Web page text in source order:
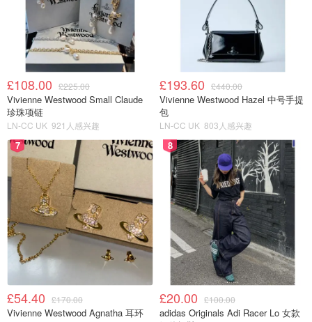
径。所谓“洗房”，指的是通过快速婚姻将房产变成夫妻共同
财产，然后离婚分走一半的行为。
有网友评论道：“这不就是给那些想不劳而获的人开绿灯
吗？同居五年就可以分走别人辛辛苦苦挣来的财产？”
但也有网友表示支持，认为这有助于保障在长期同居关系中
付出较多一方的权益：“很多人在同居关系中付出了很多，
比如承担大部分家务、照顾对方生活，这些无形的贡献也应
该被认可。”
还有网友持谨慎态度：“关键是如何界定‘同居关系’，如何防
止这一规定被滥用。需要有非常明确和细致的标准。”
£108.00 £225.00
Vivienne Westwood Small Claude
珍珠项链
LN-CC UK 921人感兴趣
£193.60 £440.00
Vivienne Westwood Hazel 中号手提
包
LN-CC UK 803人感兴趣
7
£54.40 £170.00
Vivienne Westwood Agnatha 耳环
8
£20.00 £100.00
adidas Originals Adi Racer Lo 女款